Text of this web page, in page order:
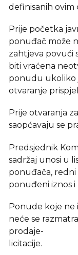
definisanih ovim
Prije početka
ponuđač može
zahtjeva povući
biti vraćena
ponudu ukoliko
otvaranje
Prije otvaranja
saopćavaju se
Predsjednik
sadržaj unosi u
ponuđača,
ponuđeni iznos
Ponude koje ne
neće se
prodaje-
licitacije.